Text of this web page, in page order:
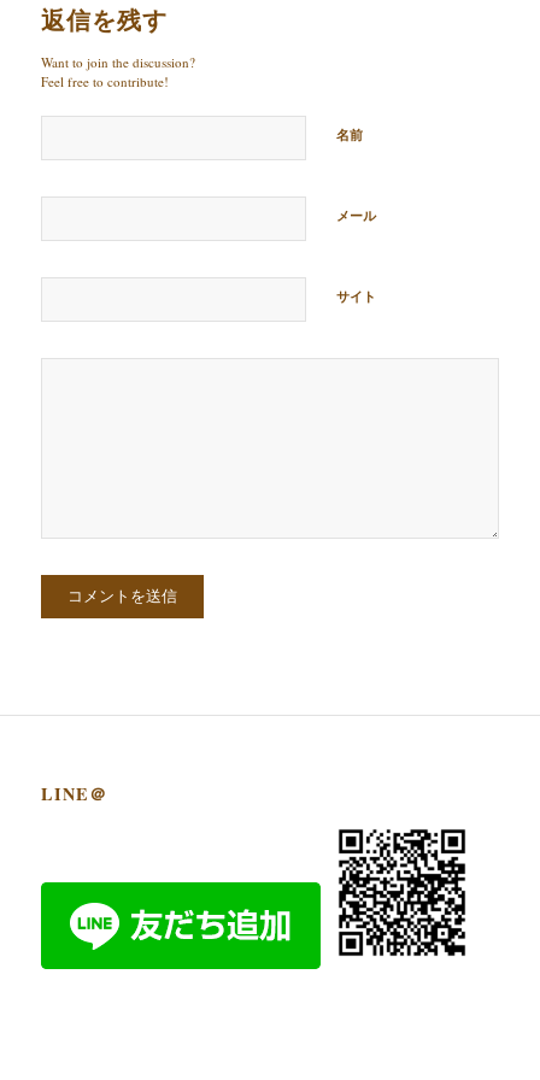
返信を残す
Want to join the discussion?
Feel free to contribute!
名前
メール
サイト
LINE＠